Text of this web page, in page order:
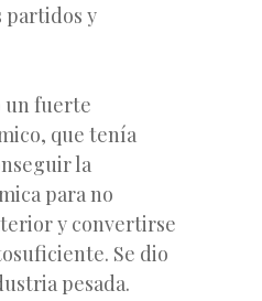
partidos y
un fuerte
que tenía
la
para no
y convertirse
Se dio
pesada.